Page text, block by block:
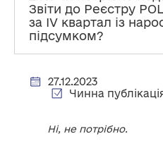
Звіти до Реєстру
за IV квартал із
підсумком?
27.12.2023
Чинна
Ні, не потрібно.